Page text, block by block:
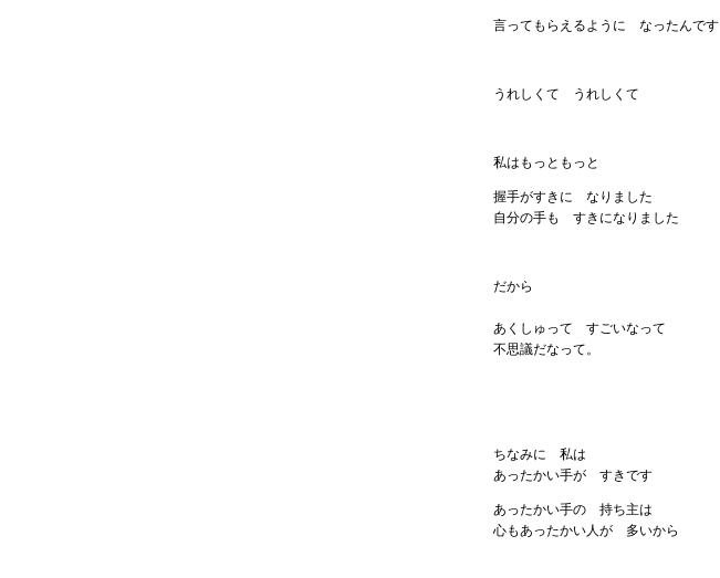
言ってもらえるように なったんです
うれしくて うれしくて
私はもっともっと
握手がすきに なりました
自分の手も すきになりました
だから
あくしゅって すごいなって
不思議だなって。
ちなみに 私は
あったかい手が すきです
あったかい手の 持ち主は
心もあったかい人が 多いから